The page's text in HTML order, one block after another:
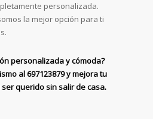
personalizada.
la mejor opción para ti
personalizada y cómoda?
al 697123879 y mejora tu
querido sin salir de casa.